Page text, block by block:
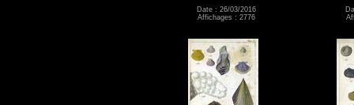
Date : 26/03/2016
Affichages : 2776